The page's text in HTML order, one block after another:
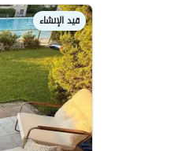
قيد الإنشاء